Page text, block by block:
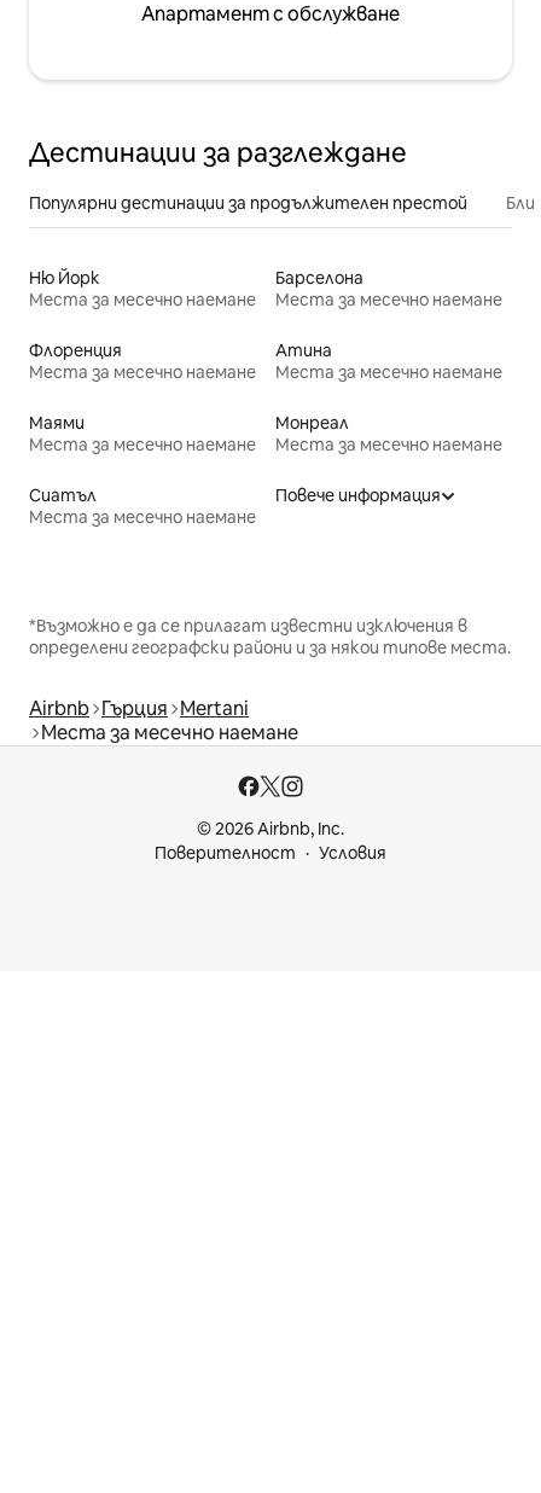
Апартамент с обслужване
Дестинации за разглеждане
Популярни дестинации за продължителен престой
Ню Йорк
Места за месечно наемане
Барселона
Места за месечно наемане
Флоренция
Места за месечно наемане
Атина
Места за месечно наемане
Маями
Места за месечно наемане
Монреал
Места за месечно наемане
Сиатъл
Места за месечно наемане
Повече информация
*Възможно е да се прилагат известни изключения в
определени географски райони и за някои типове места.
Airbnb Гърция Mertani
Места за месечно наемане
© 2026 Airbnb, Inc.
Поверителност
Условия